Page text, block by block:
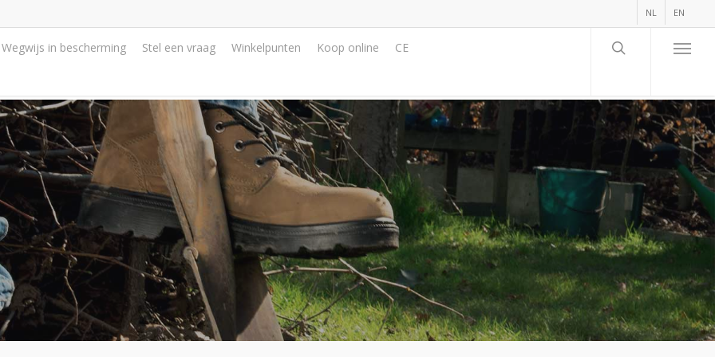
NL EN
Wegwijs in bescherming Stel een vraag Winkelpunten Koop online CE